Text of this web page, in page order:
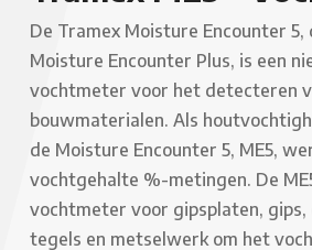
De Tramex Moisture Encounter
Moisture Encounter Plus, is een
vochtmeter voor het detecteren
bouwmaterialen. Als
de Moisture Encounter 5, ME5,
vochtgehalte %-metingen. De
vochtmeter voor gipsplaten, gips,
tegels en metselwerk om het